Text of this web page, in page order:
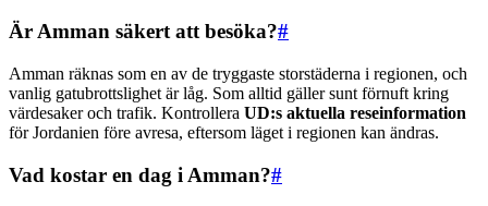
Är Amman säkert att besöka?#
Amman räknas som en av de tryggaste storstäderna i regionen, och
vanlig gatubrottslighet är låg. Som alltid gäller sunt förnuft kring
värdesaker och trafik. Kontrollera UD:s aktuella reseinformation
för Jordanien före avresa, eftersom läget i regionen kan ändras.
Vad kostar en dag i Amman?#